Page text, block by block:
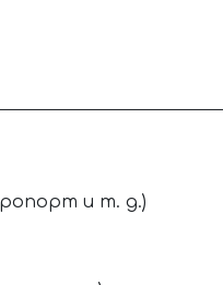
и т. д.)